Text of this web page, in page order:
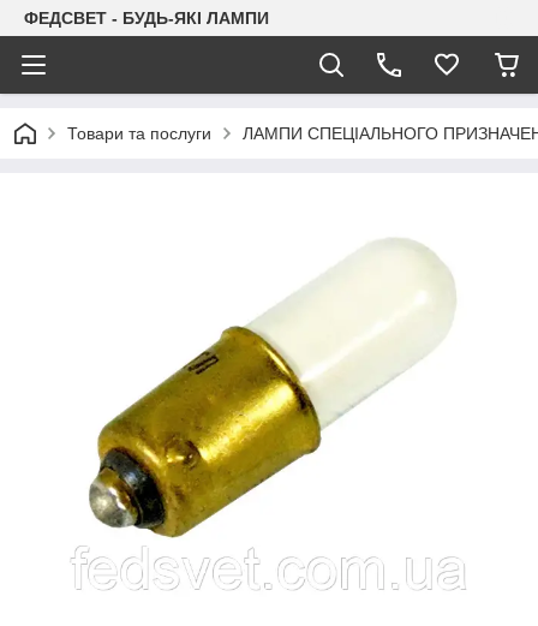
ФЕДСВЕТ - БУДЬ-ЯКІ ЛАМПИ
Товари та послуги ЛАМПИ СПЕЦІАЛЬНОГО